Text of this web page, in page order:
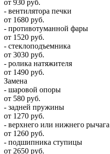
от 930 руб.
- вентилятора печки
от 1680 руб.
- противотуманной фары
от 1520 руб.
- стеклоподъемника
от 3030 руб.
- ролика натяжителя
от 1490 руб.
Замена
- шаровой опоры
от 580 руб.
- задней пружины
от 1270 руб.
- верхнего или нижнего рычага
от 1260 руб.
- подшипника ступицы
от 2650 руб.